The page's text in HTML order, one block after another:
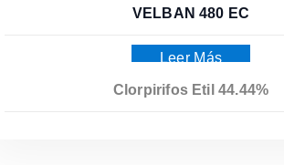
VELBAN 480 EC
Leer Más
Clorpirifos Etil 44.44%